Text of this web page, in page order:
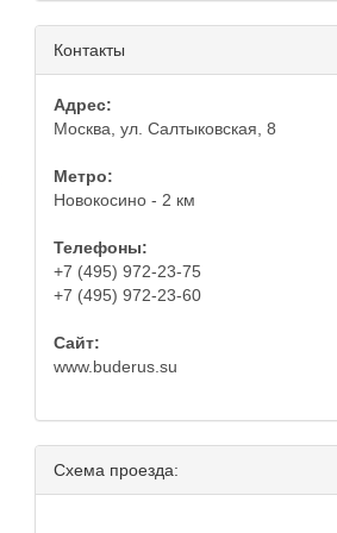
Контакты
Адрес:
Москва, ул. Салтыковская, 8
Метро:
Новокосино - 2 км
Телефоны:
+7 (495) 972-23-75
+7 (495) 972-23-60
Сайт:
www.buderus.su
Схема проезда: